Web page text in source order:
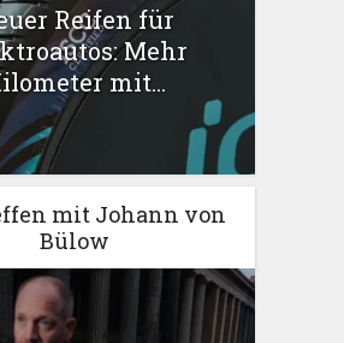
Reifen für
Mehr
mit...
mit Johann von
Bülow